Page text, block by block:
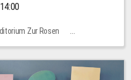
Zur Rosen